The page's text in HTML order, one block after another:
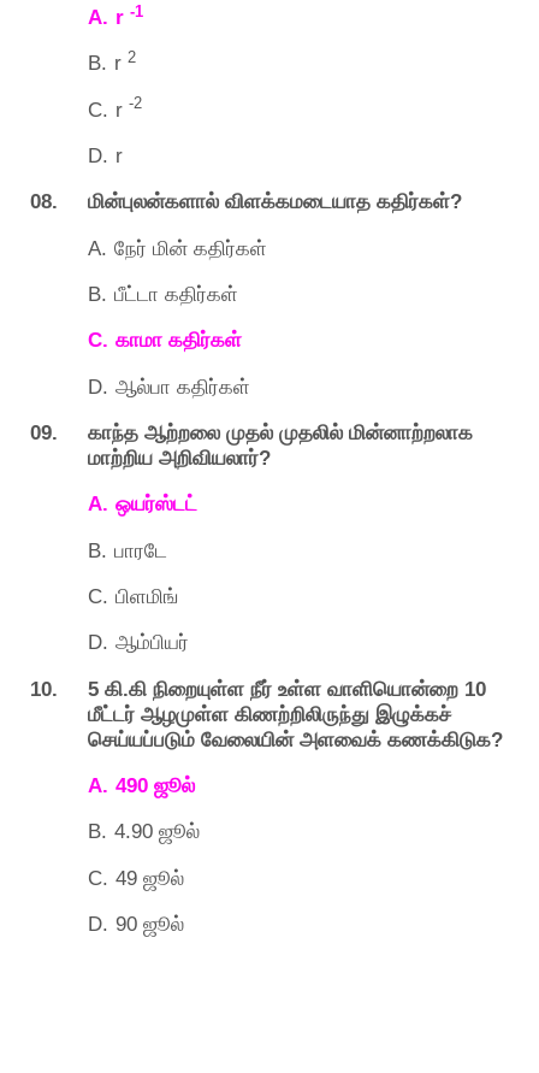
A. r -1
B. r 2
C. r -2
D. r
08. மின்புலன்களால் விளக்கமடையாத கதிர்கள்?
A. நேர் மின் கதிர்கள்
B. பீட்டா கதிர்கள்
C. காமா கதிர்கள்
D. ஆல்பா கதிர்கள்
09. காந்த ஆற்றலை முதல் முதலில் மின்னாற்றலாக
மாற்றிய அறிவியலார்?
A. ஒயர்ஸ்டட்
B. பாரடே
C. பிளமிங்
D. ஆம்பியர்
10. 5 கி.கி நிறையுள்ள நீர் உள்ள வாளியொன்றை 10
மீட்டர் ஆழமுள்ள கிணற்றிலிருந்து இழுக்கச்
செய்யப்படும் வேலையின் அளவைக் கணக்கிடுக?
A. 490 ஜூல்
B. 4.90 ஜூல்
C. 49 ஜூல்
D. 90 ஜூல்